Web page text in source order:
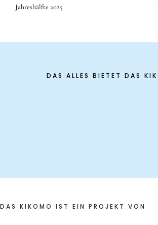
Jahreshälfte 2025
DAS ALLES BIETET DAS
DAS KIKOMO IST EIN PROJEKT VON